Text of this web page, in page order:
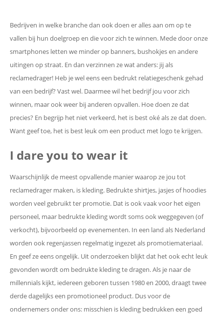
Bedrijven in welke branche dan ook doen er alles aan om op te
vallen bij hun doelgroep en die voor zich te winnen. Mede door onze
smartphones letten we minder op banners, bushokjes en andere
uitingen op straat. En dan verzinnen ze wat anders: jij als
reclamedrager! Heb je wel eens een bedrukt relatiegeschenk gehad
van een bedrijf? Vast wel. Daarmee wil het bedrijf jou voor zich
winnen, maar ook weer bij anderen opvallen. Hoe doen ze dat
precies? En begrijp het niet verkeerd, het is best oké als ze dat doen.
Want geef toe, het is best leuk om een product met logo te krijgen.
I dare you to wear it
Waarschijnlijk de meest opvallende manier waarop ze jou tot
reclamedrager maken, is kleding. Bedrukte shirtjes, jasjes of hoodies
worden veel gebruikt ter promotie. Dat is ook vaak voor het eigen
personeel, maar bedrukte kleding wordt soms ook weggegeven (of
verkocht), bijvoorbeeld op evenementen. In een land als Nederland
worden ook regenjassen regelmatig ingezet als promotiemateriaal.
En geef ze eens ongelijk. Uit onderzoeken blijkt dat het ook echt leuk
gevonden wordt om bedrukte kleding te dragen. Als je naar de
millennials kijkt, iedereen geboren tussen 1980 en 2000, draagt twee
derde dagelijks een promotioneel product. Dus voor de
ondernemers onder ons: misschien is kleding bedrukken een goed